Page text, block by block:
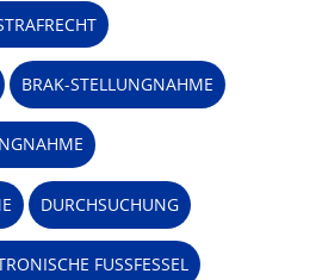
BRAK-STELLUNGNAHME
DURCHSUCHUNG
FUSSFESSEL